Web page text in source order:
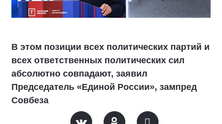
В этом позиции всех политических партий и
всех ответственных политических сил
абсолютно совпадают, заявил
Председатель «Единой России», зампред
Совбеза